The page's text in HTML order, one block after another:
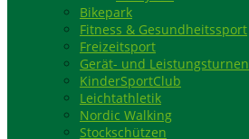
Bikepark
Fitness & Gesundheitssport
Freizeitsport
Gerät- und Leistungsturnen
KinderSportClub
Leichtathletik
Nordic Walking
Stockschützen